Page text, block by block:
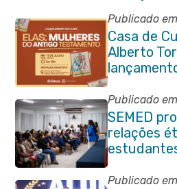
Publicado
Casa de
Alberto
Mulheres
Publicado
SEMED
relações
Publicado